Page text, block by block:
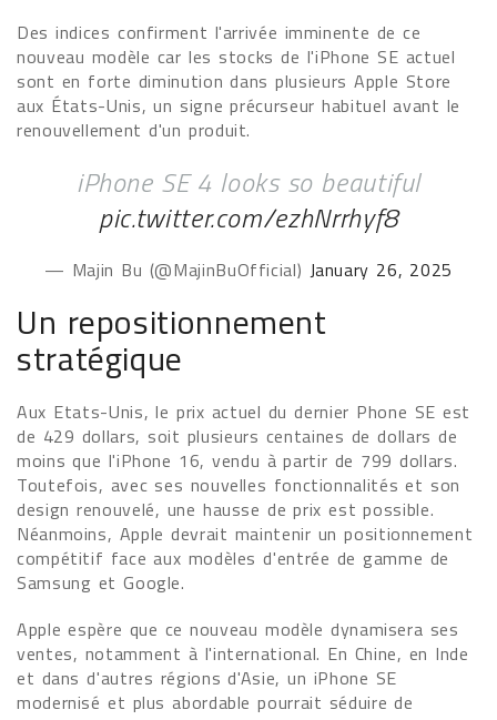
Des indices confirment l'arrivée imminente de ce
nouveau modèle car les stocks de l'iPhone SE actuel
sont en forte diminution dans plusieurs Apple Store
aux États-Unis, un signe précurseur habituel avant le
renouvellement d'un produit.
iPhone SE 4 looks so beautiful
pic.twitter.com/ezhNrrhyf8
— Majin Bu (@MajinBuOfficial) January 26, 2025
Un repositionnement
stratégique
Aux Etats-Unis, le prix actuel du dernier Phone SE est
de 429 dollars, soit plusieurs centaines de dollars de
moins que l'iPhone 16, vendu à partir de 799 dollars.
Toutefois, avec ses nouvelles fonctionnalités et son
design renouvelé, une hausse de prix est possible.
Néanmoins, Apple devrait maintenir un positionnement
compétitif face aux modèles d'entrée de gamme de
Samsung et Google.
Apple espère que ce nouveau modèle dynamisera ses
ventes, notamment à l'international. En Chine, en Inde
et dans d'autres régions d'Asie, un iPhone SE
modernisé et plus abordable pourrait séduire de